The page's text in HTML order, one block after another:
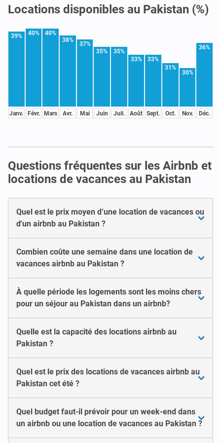
Locations disponibles au Pakistan (%)
39%
Janv.
40%
Févr.
40%
Mars
38%
Avr.
37%
Mai
35%
Juin
35%
Juil.
33%
Août
33%
Sept.
31%
Oct.
30%
Nov.
36%
Déc.
Questions fréquentes sur les Airbnb et
locations de vacances au Pakistan
Quel est le prix moyen d’une location de vacances ou
d'un airbnb au Pakistan ?
Combien coûte une semaine dans une location de
vacances airbnb au Pakistan ?
À quelle période les logements sont les moins chers
pour un séjour au Pakistan dans un airbnb?
Quelle est la capacité des locations airbnb au
Pakistan ?
Quel est le prix des locations de vacances airbnb au
Pakistan cet été ?
Quel budget faut-il prévoir pour un week-end dans
un airbnb ou une location de vacances au Pakistan ?